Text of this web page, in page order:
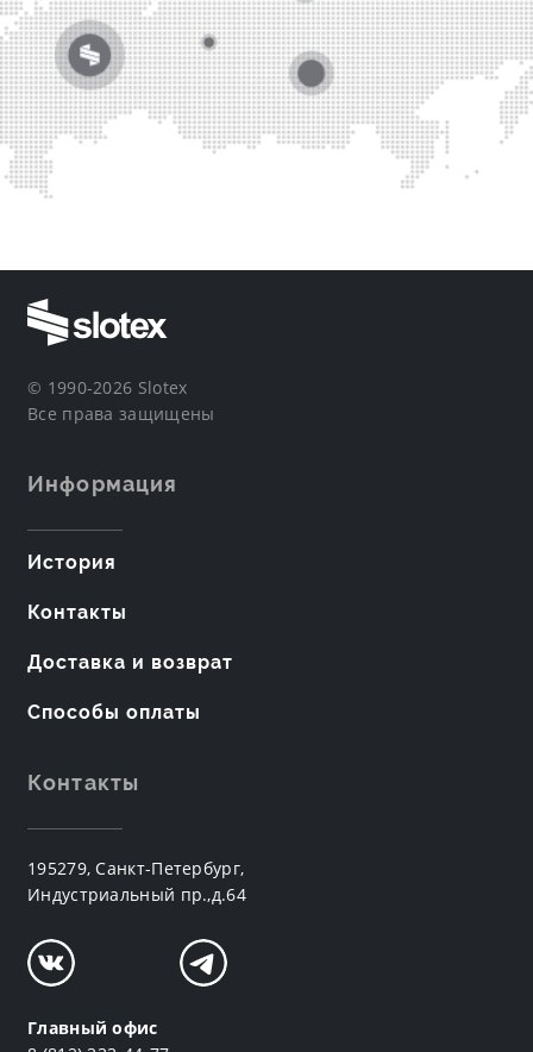
© 1990-2026 Slotex
Все права защищены
Информация
История
Контакты
Доставка и возврат
Способы оплаты
Контакты
195279, Санкт-Петербург,
Индустриальный пр.,д.64
Главный офис